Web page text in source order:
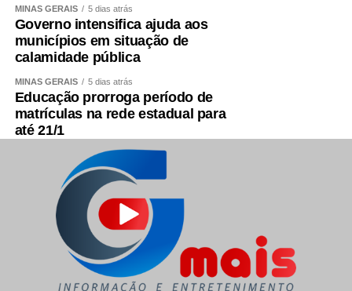
Vale do Sereno Nova lima
Super Nosso Planalto- Av. General Olímpio Mourão
Filho 717 Planalto
Super Nosso Pampulha- Av Portugal 2481 Santa
Amélia
Super Nosso Cruzeiro- Av. Afonso Pena 3328
Cruzeiro
Super Nosso Buritis- Av. Mário Werneck 2641
Buritis
Super Nosso Xua- Rodovia BR 356 450
Apoio Mineiro
MINAS GERAIS 5 dias atrás
Governo intensifica ajuda aos
municípios em situação de
calamidade pública
MINAS GERAIS 5 dias atrás
Educação prorroga período de
matrículas na rede estadual para
até 21/1